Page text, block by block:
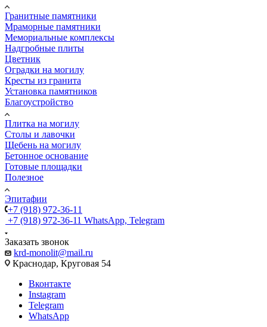
Гранитные памятники
Мраморные памятники
Мемориальные комплексы
Надгробные плиты
Цветник
Оградки на могилу
Кресты из гранита
Установка памятников
Благоустройство
Плитка на могилу
Столы и лавочки
Щебень на могилу
Бетонное основание
Готовые площадки
Полезное
Эпитафии
+7 (918) 972-36-11
+7 (918) 972-36-11 WhatsApp, Telegram
Заказать звонок
krd-monolit@mail.ru
Краснодар, Круговая 54
Вконтакте
Instagram
Telegram
WhatsApp